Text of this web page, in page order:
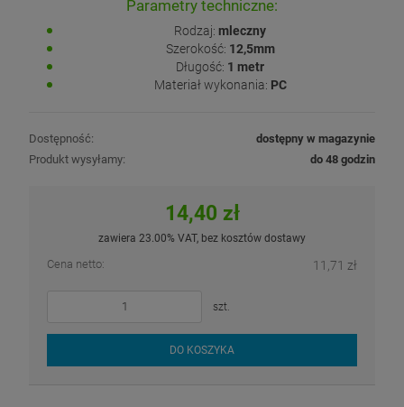
Parametry techniczne:
Rodzaj: mleczny
Szerokość: 12,5mm
Długość: 1 metr
Materiał wykonania: PC
Dostępność:
dostępny w magazynie
Produkt wysyłamy:
do 48 godzin
14,40 zł
zawiera 23.00% VAT, bez kosztów dostawy
Cena netto: 11,71 zł
szt.
DO KOSZYKA